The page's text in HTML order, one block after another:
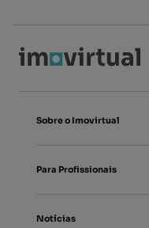
Sobre o Imovirtual
Para Profissionais
Notícias